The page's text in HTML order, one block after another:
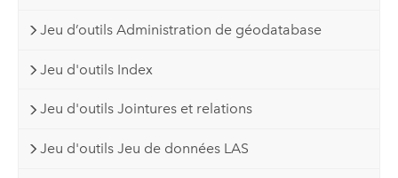
Jeu d’outils Administration de géodatabase
Jeu d'outils Index
Jeu d'outils Jointures et relations
Jeu d'outils Jeu de données LAS